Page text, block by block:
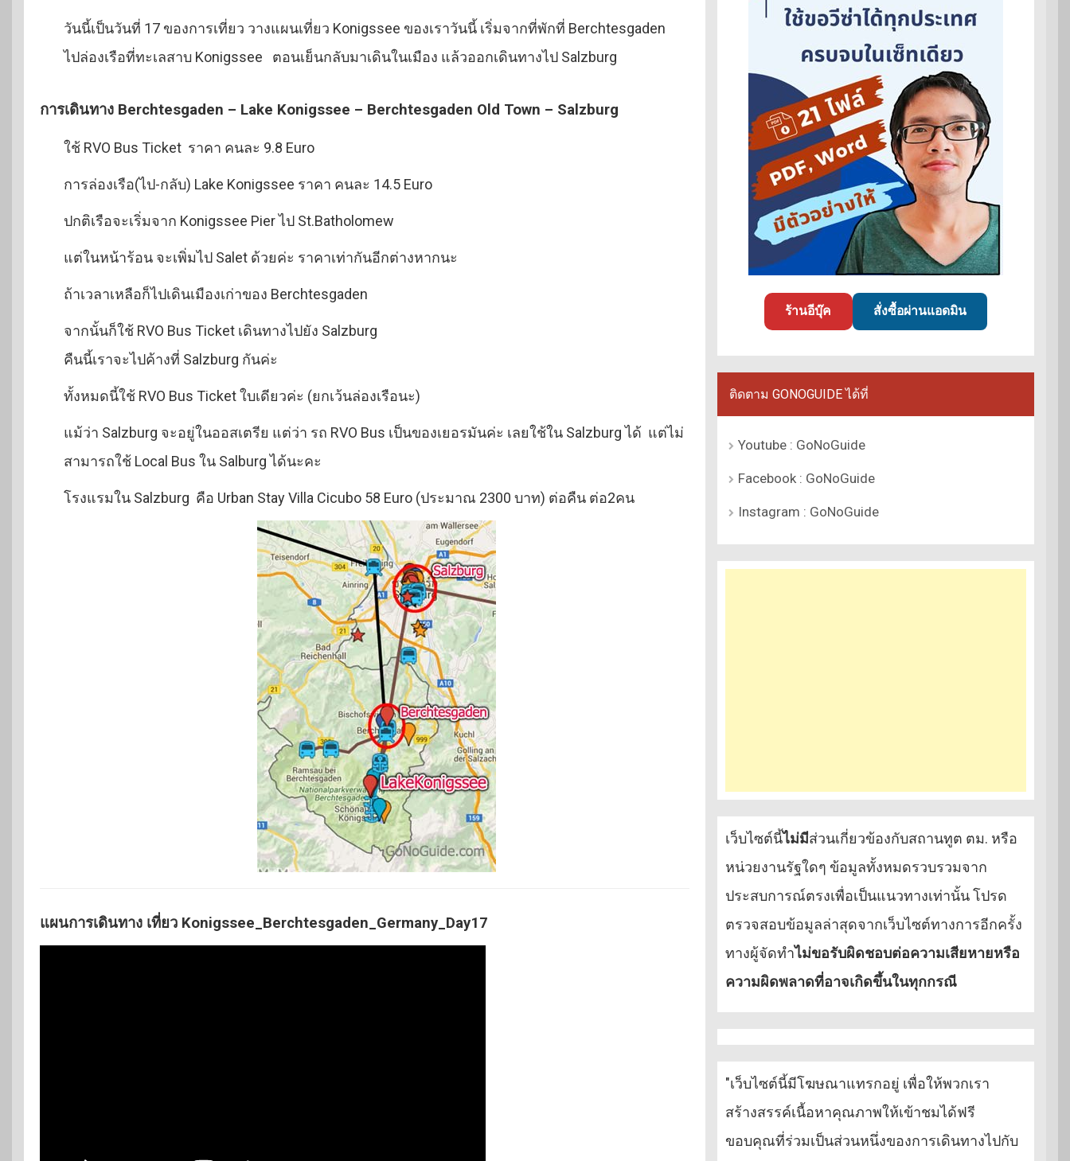
วันนี้เป็นวันที่ 17 ของการเที่ยว วางแผนเที่ยว Konigssee ของเราวันนี้ เริ่มจากที่พักที่ Berchtesgaden
ไปล่องเรือที่ทะเลสาบ Konigssee ตอนเย็นกลับมาเดินในเมือง แล้วออกเดินทางไป Salzburg
การเดินทาง Berchtesgaden – Lake Konigssee – Berchtesgaden Old Town – Salzburg
ใช้ RVO Bus Ticket ราคา คนละ 9.8 Euro
การล่องเรือ(ไป-กลับ) Lake Konigssee ราคา คนละ 14.5 Euro
ปกติเรือจะเริ่มจาก Konigssee Pier ไป St.Batholomew
แต่ในหน้าร้อน จะเพิ่มไป Salet ด้วยค่ะ ราคาเท่ากันอีกต่างหากนะ
ถ้าเวลาเหลือก็ไปเดินเมืองเก่าของ Berchtesgaden
จากนั้นก็ใช้ RVO Bus Ticket เดินทางไปยัง Salzburg
คืนนี้เราจะไปค้างที่ Salzburg กันค่ะ
ทั้งหมดนี้ใช้ RVO Bus Ticket ใบเดียวค่ะ (ยกเว้นล่องเรือนะ)
แม้ว่า Salzburg จะอยู่ในออสเตรีย แต่ว่า รถ RVO Bus เป็นของเยอรมันค่ะ เลยใช้ใน Salzburg ได้ แต่ไม่
สามารถใช้ Local Bus ใน Salburg ได้นะคะ
โรงแรมใน Salzburg คือ Urban Stay Villa Cicubo 58 Euro (ประมาณ 2300 บาท) ต่อคืน ต่อ2คน
แผนการเดินทาง เที่ยว Konigssee_Berchtesgaden_Germany_Day17
ร้านอีบุ๊ค สั่งซื้อผ่านแอดมิน
ติดตาม GONOGUIDE ได้ที่
Youtube : GoNoGuide
Facebook : GoNoGuide
Instagram : GoNoGuide
เว็บไซต์นี้ไม่มีส่วนเกี่ยวข้องกับสถานทูต ตม. หรือ
หน่วยงานรัฐใดๆ ข้อมูลทั้งหมดรวบรวมจาก
ประสบการณ์ตรงเพื่อเป็นแนวทางเท่านั้น โปรด
ตรวจสอบข้อมูลล่าสุดจากเว็บไซต์ทางการอีกครั้ง
ทางผู้จัดทำไม่ขอรับผิดชอบต่อความเสียหายหรือ
ความผิดพลาดที่อาจเกิดขึ้นในทุกกรณี
"เว็บไซต์นี้มีโฆษณาแทรกอยู่ เพื่อให้พวกเรา
สร้างสรรค์เนื้อหาคุณภาพให้เข้าชมได้ฟรี
ขอบคุณที่ร่วมเป็นส่วนหนึ่งของการเดินทางไปกับ